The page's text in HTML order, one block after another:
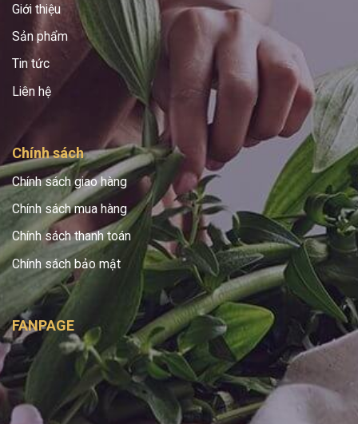
Giới thiệu
Sản phẩm
Tin tức
Liên hệ
Chính sách
Chính sách giao hàng
Chính sách mua hàng
Chính sách thanh toán
Chính sách bảo mật
FANPAGE